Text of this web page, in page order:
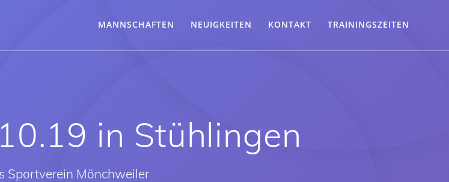
MANNSCHAFTEN NEUIGKEITEN KONTAKT TRAININGSZEITEN
in Stühlingen
Sportverein Mönchweiler